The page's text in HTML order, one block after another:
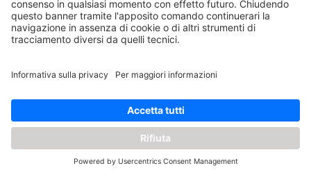
Viale E. Forlanini, 21 - 20134, Milano
(+39)027021121
E-mail:eeinfo@eenet.it
ORARI
Lunedì — Giovedì: - 08:30 - 13:00 – 14:00 - 17:30
Venerdì: - 08:30 - 13:00 – 14:00 - 16:00
offrirti la migliore navigazione
OK